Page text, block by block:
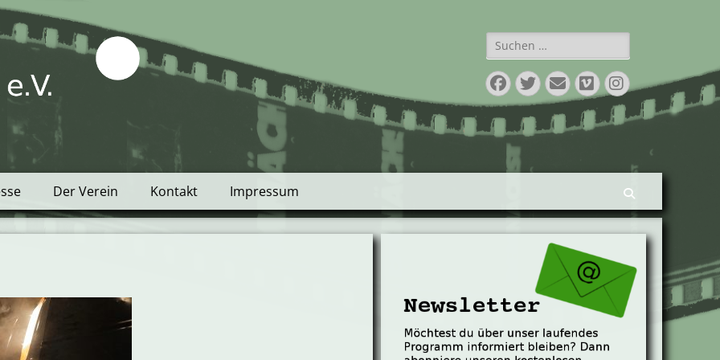
e.V.
Suchen
nach:
Facebook
Twitter
E-
Mail
VimeoInstagram
Der Verein Kontakt Impressum